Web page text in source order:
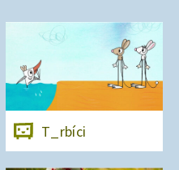
T_rbíci